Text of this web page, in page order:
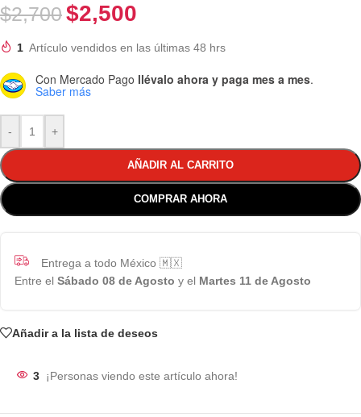
$2,700$2,500
1 Artículo vendidos en las últimas 48 hrs
Con Mercado Pago llévalo ahora y paga mes a mes.
Saber más
- +
AÑADIR AL CARRITO
COMPRAR AHORA
Entrega a todo México 🇲🇽
Entre el Sábado 08 de Agosto y el Martes 11 de Agosto
Añadir a la lista de deseos
3 ¡Personas viendo este artículo ahora!